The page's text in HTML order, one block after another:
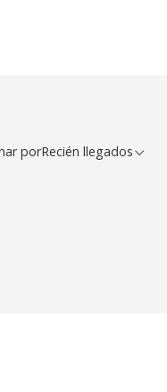
porRecién llegados